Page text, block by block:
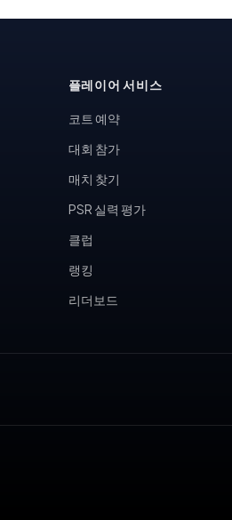
플레이어 서비스
코트 예약
대회 참가
매치 찾기
PSR 실력 평가
클럽
랭킹
리더보드